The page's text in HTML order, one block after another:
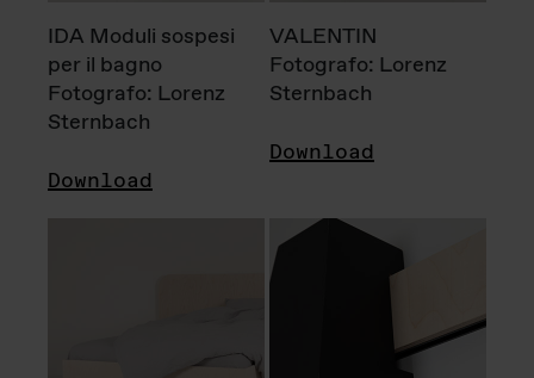
IDA Moduli sospesi
per il bagno
Fotografo: Lorenz
Sternbach
Download
VALENTIN
Fotografo: Lorenz
Sternbach
Download